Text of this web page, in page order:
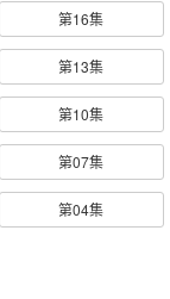
第16集
第13集
第10集
第07集
第04集